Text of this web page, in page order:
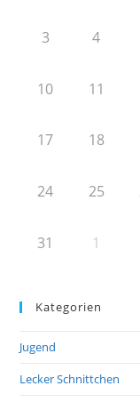
3 4
10 11
17 18
24 25
31 1
Kategorien
Jugend
Lecker Schnittchen